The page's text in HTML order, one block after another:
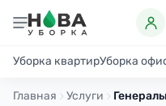
Уборка квартирУборка
Генеральная
Главная Услуги